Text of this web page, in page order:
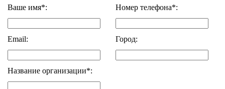
Ваше имя*:
Номер телефона*:
Email: Город:
Название организации*: